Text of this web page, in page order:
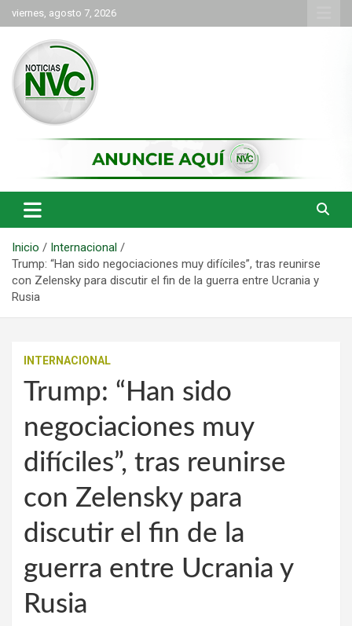
Saltar
al
contenido
viernes, agosto 7, 2026
NVC Noticias
Inicio
Internacional
Trump: “Han sido negociaciones muy difíciles”, tras reunirse
con Zelensky para discutir el fin de la guerra entre Ucrania y
Rusia
INTERNACIONAL
Trump: “Han sido
negociaciones muy
difíciles”, tras reunirse
con Zelensky para
discutir el fin de la
guerra entre Ucrania y
Rusia